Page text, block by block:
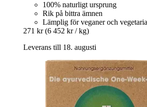
100% naturligt ursprung
Rik på bittra ämnen
Lämplig för veganer och
271 kr (6 452 kr / kg)
Leverans till 18. augusti